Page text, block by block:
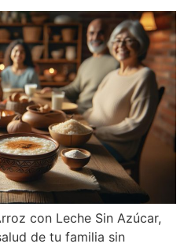
con Leche Sin Azúcar,
de tu familia sin